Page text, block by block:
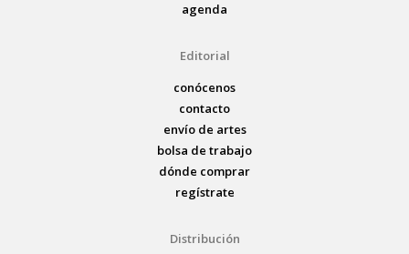
agenda
Editorial
conócenos
contacto
envío de artes
bolsa de trabajo
dónde comprar
regístrate
Distribución